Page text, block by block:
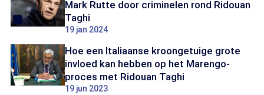
Mark Rutte door criminelen rond Ridouan
Taghi
19 jan 2024
Hoe een Italiaanse kroongetuige grote
invloed kan hebben op het Marengo-
proces met Ridouan Taghi
19 jun 2023